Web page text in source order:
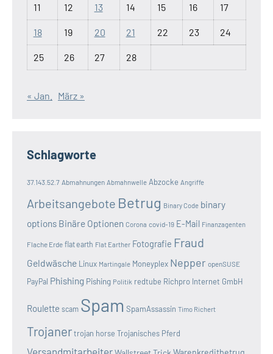
11 12 13 14 15 16 17
18 19 20 21 22 23 24
25 26 27 28
« Jan. März »
Schlagworte
37.143.52.7 Abmahnungen Abmahnwelle Abzocke Angriffe
Arbeitsangebote Betrug Binary Code binary
options Binäre Optionen Corona covid-19 E-Mail Finanzagenten
Flache Erde flat earth Flat Earther Fotografie Fraud
Geldwäsche Linux Martingale Moneyplex Nepper openSUSE
PayPal Phishing Pishing Politik redtube Richpro Internet GmbH
Roulette scam Spam SpamAssassin Timo Richert
Trojanertrojan horse Trojanisches Pferd
Versandmitarbeiter